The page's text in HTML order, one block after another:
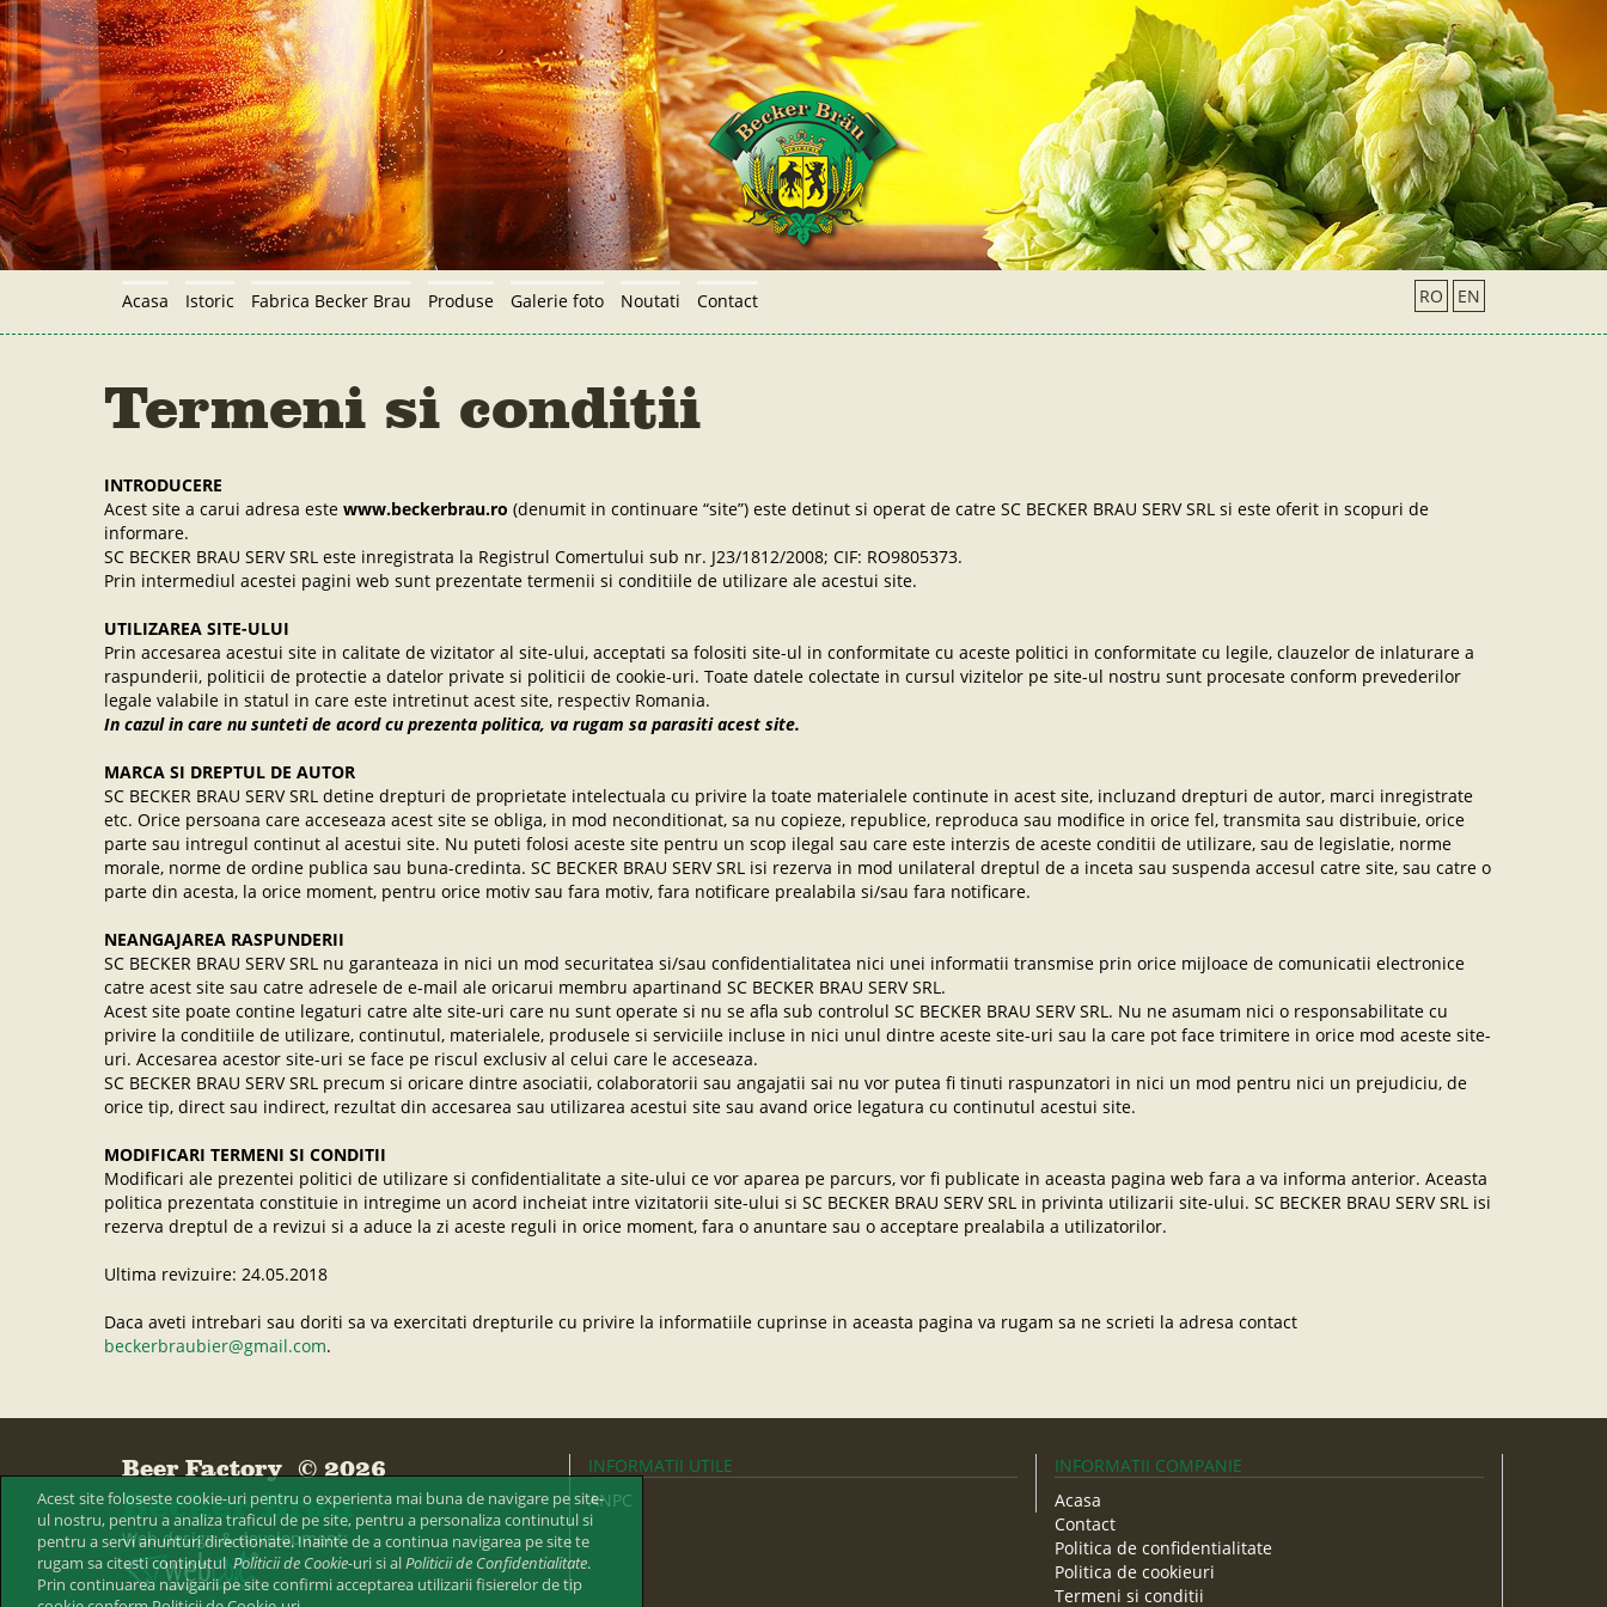
Skip to main content
Acasa Istoric Fabrica Becker Brau Produse Galerie foto Noutati Contact RO EN
Termeni si conditii
INTRODUCERE
Acest site a carui adresa este www.beckerbrau.ro (denumit in continuare “site”) este detinut si operat de catre SC BECKER BRAU SERV SRL si este oferit in scopuri de
informare.
SC BECKER BRAU SERV SRL este inregistrata la Registrul Comertului sub nr. J23/1812/2008; CIF: RO9805373.
Prin intermediul acestei pagini web sunt prezentate termenii si conditiile de utilizare ale acestui site.
UTILIZAREA SITE-ULUI
Prin accesarea acestui site in calitate de vizitator al site-ului, acceptati sa folositi site-ul in conformitate cu aceste politici in conformitate cu legile, clauzelor de inlaturare a
raspunderii, politicii de protectie a datelor private si politicii de cookie-uri. Toate datele colectate in cursul vizitelor pe site-ul nostru sunt procesate conform prevederilor
legale valabile in statul in care este intretinut acest site, respectiv Romania.
In cazul in care nu sunteti de acord cu prezenta politica, va rugam sa parasiti acest site.
MARCA SI DREPTUL DE AUTOR
SC BECKER BRAU SERV SRL detine drepturi de proprietate intelectuala cu privire la toate materialele continute in acest site, incluzand drepturi de autor, marci inregistrate
etc. Orice persoana care acceseaza acest site se obliga, in mod neconditionat, sa nu copieze, republice, reproduca sau modifice in orice fel, transmita sau distribuie, orice
parte sau intregul continut al acestui site. Nu puteti folosi aceste site pentru un scop ilegal sau care este interzis de aceste conditii de utilizare, sau de legislatie, norme
morale, norme de ordine publica sau buna-credinta. SC BECKER BRAU SERV SRL isi rezerva in mod unilateral dreptul de a inceta sau suspenda accesul catre site, sau catre o
parte din acesta, la orice moment, pentru orice motiv sau fara motiv, fara notificare prealabila si/sau fara notificare.
NEANGAJAREA RASPUNDERII
SC BECKER BRAU SERV SRL nu garanteaza in nici un mod securitatea si/sau confidentialitatea nici unei informatii transmise prin orice mijloace de comunicatii electronice
catre acest site sau catre adresele de e-mail ale oricarui membru apartinand SC BECKER BRAU SERV SRL.
Acest site poate contine legaturi catre alte site-uri care nu sunt operate si nu se afla sub controlul SC BECKER BRAU SERV SRL. Nu ne asumam nici o responsabilitate cu
privire la conditiile de utilizare, continutul, materialele, produsele si serviciile incluse in nici unul dintre aceste site-uri sau la care pot face trimitere in orice mod aceste site-
uri. Accesarea acestor site-uri se face pe riscul exclusiv al celui care le acceseaza.
SC BECKER BRAU SERV SRL precum si oricare dintre asociatii, colaboratorii sau angajatii sai nu vor putea fi tinuti raspunzatori in nici un mod pentru nici un prejudiciu, de
orice tip, direct sau indirect, rezultat din accesarea sau utilizarea acestui site sau avand orice legatura cu continutul acestui site.
MODIFICARI TERMENI SI CONDITII
Modificari ale prezentei politici de utilizare si confidentialitate a site-ului ce vor aparea pe parcurs, vor fi publicate in aceasta pagina web fara a va informa anterior. Aceasta
politica prezentata constituie in intregime un acord incheiat intre vizitatorii site-ului si SC BECKER BRAU SERV SRL in privinta utilizarii site-ului. SC BECKER BRAU SERV SRL isi
rezerva dreptul de a revizui si a aduce la zi aceste reguli in orice moment, fara o anuntare sau o acceptare prealabila a utilizatorilor.
Ultima revizuire: 24.05.2018
Daca aveti intrebari sau doriti sa va exercitati drepturile cu privire la informatiile cuprinse in aceasta pagina va rugam sa ne scrieti la adresa contact
beckerbraubier@gmail.com.
INFORMATII UTILE
ANPC
INFORMATII COMPANIE
Acasa
Contact
Politica de confidentialitate
Politica de cookieuri
Termeni si conditii
Beer Factory © 2026
Becker Brau
Web design & development:
Acest site foloseste cookie-uri pentru o experienta mai buna de navigare pe site-
ul nostru, pentru a analiza traficul de pe site, pentru a personaliza continutul si
pentru a servi anunturi directionate. Inainte de a continua navigarea pe site te
rugam sa citesti continutulPoliticii de Cookie-uri si alPoliticii de Confidentialitate.
Prin continuarea navigarii pe site confirmi acceptarea utilizarii fisierelor de tip